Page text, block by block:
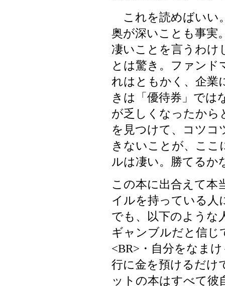
これを読めばいい
奥が深いことも事実
凄いことを言うわけ
とは驚き。ファン
れはともかく、企業
きは「優待券」では
が乏しくなったから
を見つけて、コツコ
きないことが、こ
ルは凄い。勝てるか
この本に出合えて本
イルを持っている人
でも、以下のような
ギャンブルだと信じ
<BR>・自分をなま
行に金を預けるだけ
ットの本はすべて彼